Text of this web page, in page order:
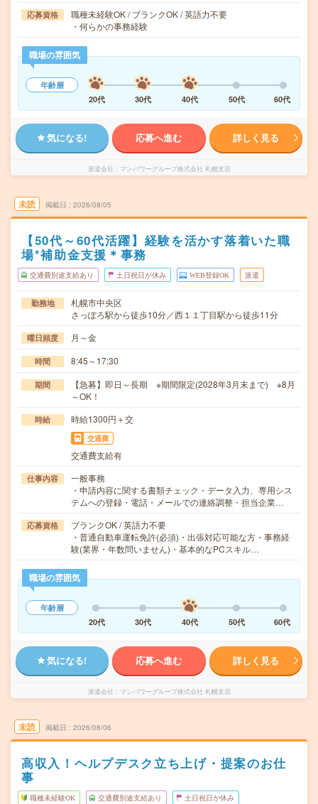
応募資格
職種未経験OK / ブランクOK / 英語力不要
・何らかの事務経験
職場の雰囲気
年齢層
20代
30代 40代 50代 60代
気になる! 応募へ進む 詳しく見る
派遣会社 マンパワーグループ株式会社 札幌支店
未読 掲載日 2026/08/05
【50代～60代活躍】経験を活かす落着いた職
場*補助金支援＊事務
交通費別途支給あり 土日祝日が休み WEB登録OK 派遣
勤務地
札幌市中央区
さっぽろ駅から徒歩10分／西１１丁目駅から徒歩11分
曜日頻度 月～金
時間 8:45～17:30
期間
【急募】即日～長期 ※期間限定(2028年3月末まで) ※8月
～OK！
時給 時給1300円＋交
交通費
交通費支給有
仕事内容
一般事務
・申請内容に関する書類チェック・データ入力、専用シス
テムへの登録・電話・メールでの連絡調整・担当企業…
応募資格
ブランクOK / 英語力不要
・普通自動車運転免許(必須)・出張対応可能な方・事務経
験(業界・年数問いません)・基本的なPCスキル…
職場の雰囲気
年齢層
20代
30代 40代 50代 60代
気になる! 応募へ進む 詳しく見る
派遣会社 マンパワーグループ株式会社 札幌支店
未読 掲載日 2026/08/06
高収入！ヘルプデスク立ち上げ・提案のお仕
事
職種未経験OK 交通費別途支給あり 土日祝日が休み